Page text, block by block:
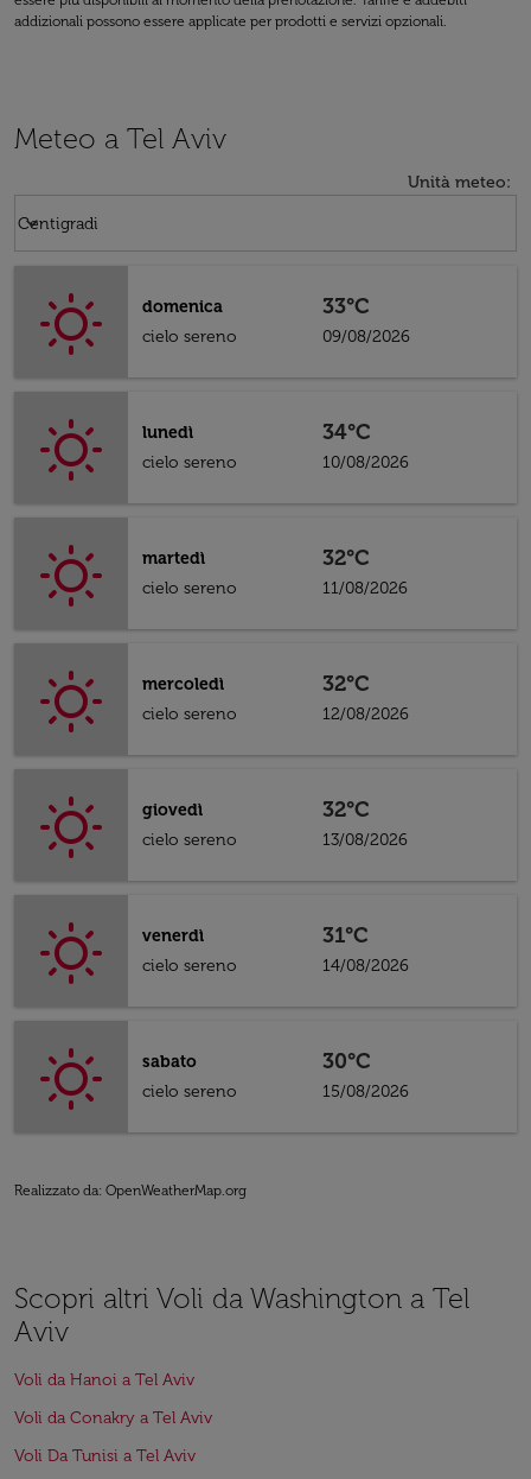
addizionali possono essere applicate per prodotti e servizi opzionali.
Meteo a Tel Aviv
Unità meteo:
Centigradi
keyboard_arrow_down
domenica
cielo sereno
33°C
09/08/2026
lunedì
cielo sereno
34°C
10/08/2026
martedì
cielo sereno
32°C
11/08/2026
mercoledì
cielo sereno
32°C
12/08/2026
giovedì
cielo sereno
32°C
13/08/2026
venerdì
cielo sereno
31°C
14/08/2026
sabato
cielo sereno
30°C
15/08/2026
Realizzato da: OpenWeatherMap.org
Scopri altri Voli da Washington a Tel
Aviv
Voli da Hanoi a Tel Aviv
Voli da Conakry a Tel Aviv
Voli Da Tunisi a Tel Aviv